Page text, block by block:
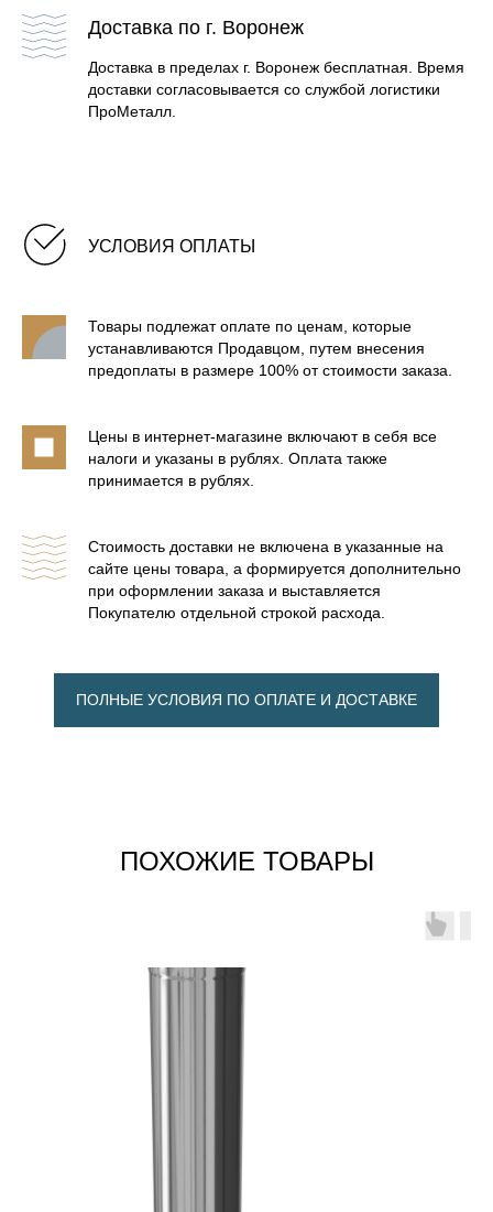
Доставка по г. Воронеж
Доставка в пределах г. Воронеж бесплатная. Время
доставки согласовывается со службой логистики
ПроМеталл.
УСЛОВИЯ ОПЛАТЫ
Товары подлежат оплате по ценам, которые
устанавливаются Продавцом, путем внесения
предоплаты в размере 100% от стоимости заказа.
Цены в интернет-магазине включают в себя все
налоги и указаны в рублях. Оплата также
принимается в рублях.
Стоимость доставки не включена в указанные на
сайте цены товара, а формируется дополнительно
при оформлении заказа и выставляется
Покупателю отдельной строкой расхода.
ПОЛНЫЕ УСЛОВИЯ ПО ОПЛАТЕ И ДОСТАВКЕ
ПОХОЖИЕ ТОВАРЫ
БАННЫЕ ПЕЧИ В ЛАМЕЛЯХ